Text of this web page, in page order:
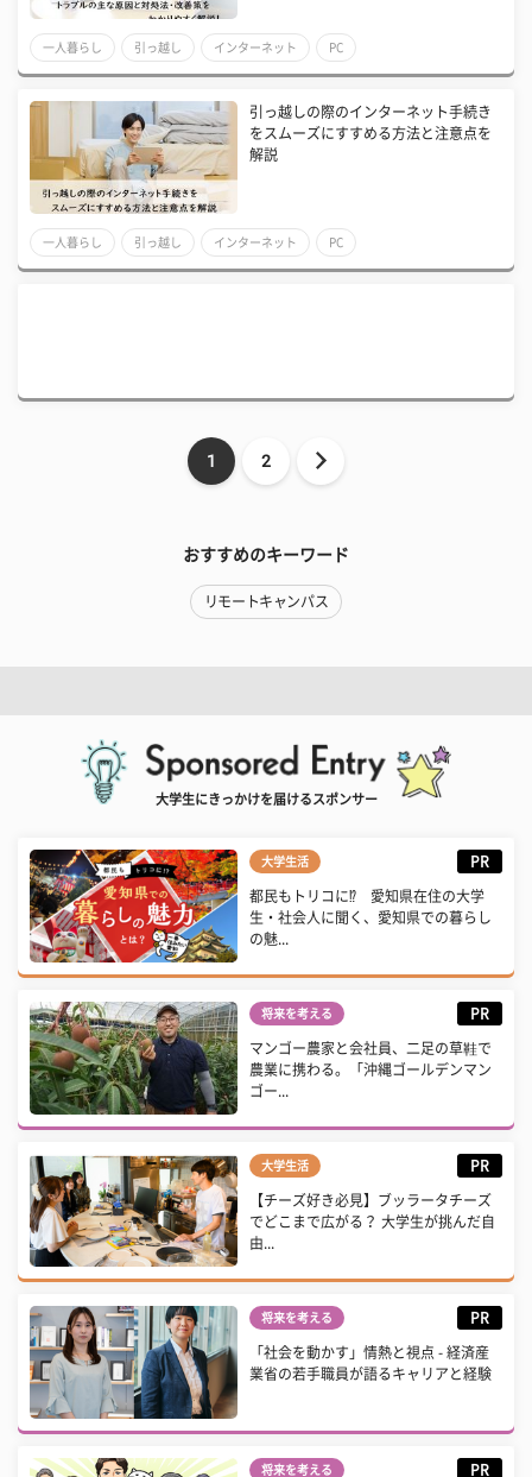
一人暮らし 引っ越し インターネット PC
引っ越しの際のインターネット手続き
をスムーズにすすめる方法と注意点を
解説
一人暮らし 引っ越し インターネット PC
1 2
おすすめのキーワード
リモートキャンパス
大学生にきっかけを届けるスポンサー
大学生活 PR
都民もトリコに⁉ 愛知県在住の大学
生・社会人に聞く、愛知県での暮らし
の魅...
将来を考える PR
マンゴー農家と会社員、二足の草鞋で
農業に携わる。「沖縄ゴールデンマン
ゴー...
大学生活 PR
【チーズ好き必見】ブッラータチーズ
でどこまで広がる？ 大学生が挑んだ自
由...
将来を考える PR
「社会を動かす」情熱と視点 - 経済産
業省の若手職員が語るキャリアと経験
将来を考える PR